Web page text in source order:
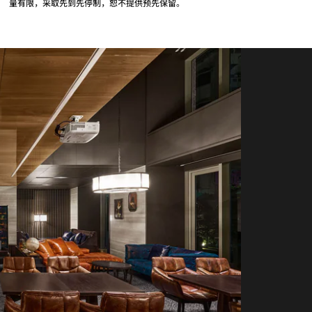
量有限，采取先到先停制，恕不提供预先保留。